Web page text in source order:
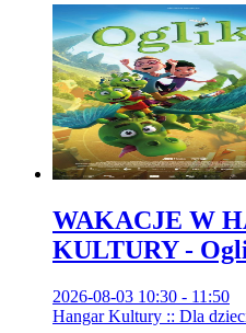
WAKACJE W
KULTURY -
2026-08-03 10:30 - 11:50
Hangar Kultury :: Dla